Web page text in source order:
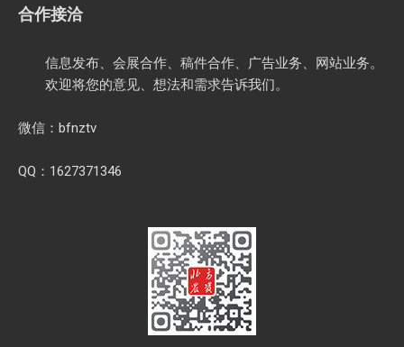
合作接洽
信息发布、会展合作、稿件合作、广告业务、网站业务。
欢迎将您的意见、想法和需求告诉我们。
微信：bfnztv
QQ：1627371346